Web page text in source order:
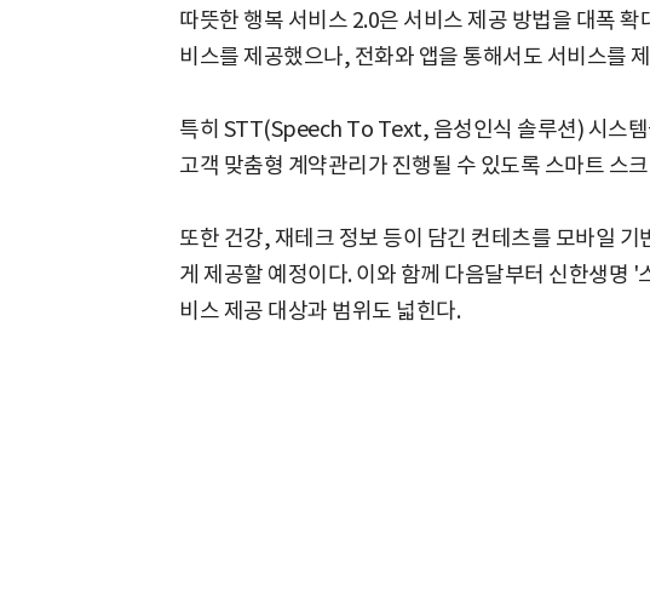
따뜻한 행복 서비스 2.0은 서비스 제공 방법을 대폭 확
비스를 제공했으나, 전화와 앱을 통해서도 서비스를
특히 STT(Speech To Text, 음성인식 솔루션) 시스템
고객 맞춤형 계약관리가 진행될 수 있도록 스마트 스
또한 건강, 재테크 정보 등이 담긴 컨테츠를 모바일 기
게 제공할 예정이다. 이와 함께 다음달부터 신한생명 '
비스 제공 대상과 범위도 넓힌다.